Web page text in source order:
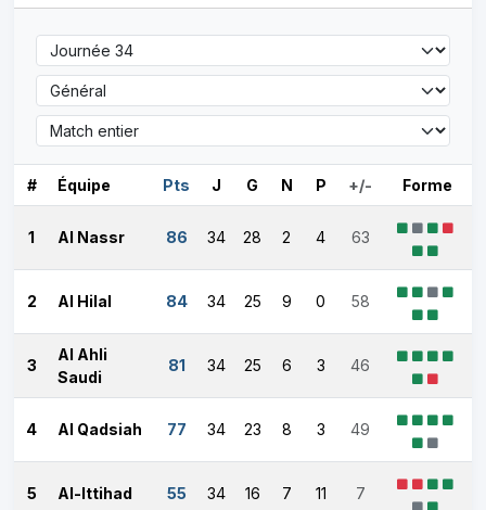
# Équipe Pts J G N P +/- Forme
1 Al Nassr 86 34 28 2 4 63
2 Al Hilal 84 34 25 9 0 58
3
Al Ahli
Saudi
81 34 25 6 3 46
4 Al Qadsiah 77 34 23 8 3 49
5 Al-Ittihad 55 34 16 7 11 7